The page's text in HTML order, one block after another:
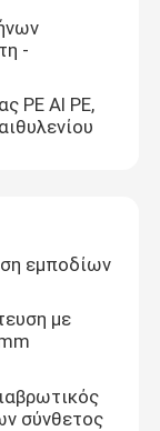
-
PE Al PE,
εμποδίων
με
σύνθετος